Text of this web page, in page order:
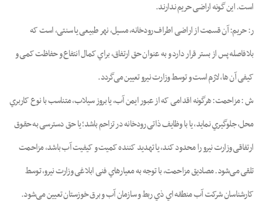
اﺳﺖ. اﯾﻦ ﮔﻮﻧﻪ اراﺿﯽ ﺣﺮﯾﻢ ﻧﺪارﻧﺪ.
ر: ﺣﺮﯾﻢ: آن ﻗﺴﻤﺖ از اراﺿﯽ اﻃﺮاف رودﺧﺎﻧﻪ، ﻣﺴﯿﻞ، ﻧﻬﺮ ﻃﺒﯿﻌﯽ ﯾﺎ ﺳﻨﺘﯽ، اﺳﺖ ﮐﻪ
ﺑﻼﻓﺎﺻﻠﻪ ﭘﺲ از ﺑﺴﺘﺮ ﻗﺮار دارد و ﺑﻪ ﻋﻨﻮان ﺣﻖ ارﺗﻔﺎق، ﺑﺮاي ﮐﻤﺎل اﻧﺘﻔﺎع و ﺣﻔﺎﻇﺖ ﮐﻤﯽ و
ﮐﯿﻔﯽ آن ﻫﺎ، ﻻزم اﺳﺖ و ﺗﻮﺳﻂ وزارت ﻧﯿﺮو ﺗﻌﯿﯿﻦ ﻣﯽﮔﺮدد.
ش : مزاحمت: ﻫﺮﮔﻮﻧﻪ اﻗﺪاﻣﯽ ﮐﻪ از ﻋﺒﻮر اﯾﻤﻦ آب، ﯾﺎ ﺑﺮوز ﺳﯿﻼب، ﻣﺘﻨﺎﺳﺐ ﺑﺎ ﻧﻮع ﮐﺎرﺑﺮي
ﻣﺤﻞ، ﺟﻠﻮﮔﯿﺮي ﻧﻤﺎﯾﺪ، ﯾﺎ ﺑﺎ وﻇﺎﯾﻒ ذاﺗﯽ رودﺧﺎﻧﻪ در ﺗﺰاﺣﻢ ﺑﺎﺷﺪ؛ ﯾﺎ ﺣﻖ دﺳﺘﺮﺳﯽ ﺑﻪ ﺣﻘﻮق
ارﺗﻔﺎﻗﯽ وزارت ﻧﯿﺮو را ﻣﺤﺪود ﮐﻨﺪ، ﯾﺎ ﺗﻬﺪﯾﺪ ﮐﻨﻨﺪه ﮐﻤﯿﺖ و ﮐﯿﻔﯿﺖ آب ﺑﺎﺷﺪ، ﻣﺰاﺣﻤﺖ
ﺗﻠﻘﯽ ﻣﯽﺷﻮد. ﻣﺼﺎدﯾﻖ ﻣﺰاﺣﻤﺖ، ﺑﺎ ﺗﻮﺟﻪ ﺑﻪ ﻣﻌﯿﺎرﻫﺎي ﻓﻨﯽ اﺑﻼﻏﯽ وزارت ﻧﯿﺮو، ﺗﻮﺳﻂ
ﮐﺎرﺷﻨﺎﺳﺎن ﺷﺮﮐﺖ آب ﻣﻨﻄﻘﻪ اي ذي رﺑﻂ و ﺳﺎزﻣﺎن آب و ﺑﺮق ﺧﻮزﺳﺘﺎن ﺗﻌﯿﯿﻦ ﻣﯽﺷﻮد.